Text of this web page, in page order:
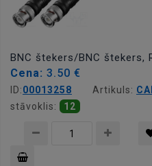
BNC štekers/BNC štekers,
Cena: 3.50 €
ID:00013258 Artikuls:
stāvoklis:
12